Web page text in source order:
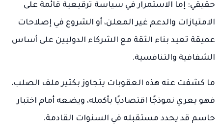
حقيقي: إما الاستمرار في سياسة ترقيعية قائمة على
الامتيازات والدعم غير المعلن، أو الشروع في إصلاحات
عميقة تعيد بناء الثقة مع الشركاء الدوليين على أساس
الشفافية والتنافسية.
ما كشفت عنه هذه العقوبات يتجاوز بكثير ملف الصلب،
فهو يعري نموذجًا اقتصاديًا بأكمله، ويضعه أمام اختبار
حاسم قد يحدد مستقبله في السنوات القادمة.